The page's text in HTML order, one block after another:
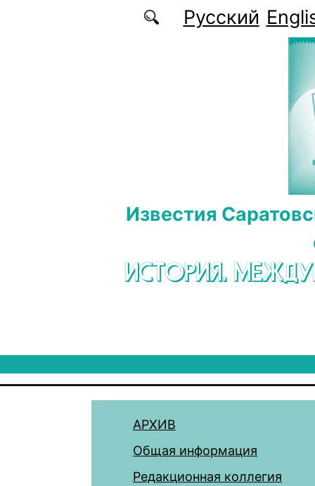
Перейти к основному содержаниюРусский
Известия
ИСТОРИЯ.
АРХИВ
Общая информация
Редакционная коллегия